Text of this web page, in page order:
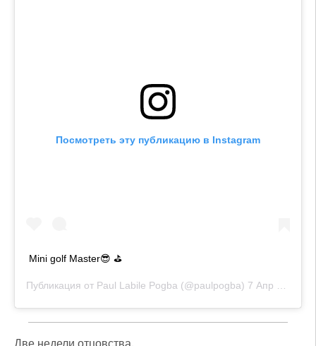
Посмотреть эту публикацию в Instagram
Mini golf Master😎 ⛳️
Публикация от Paul Labile Pogba (@paulpogba) 7 Апр 2019 в 1:40 PDT
Две недели отцовства.